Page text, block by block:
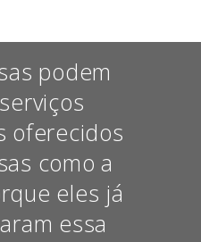
podem
oferecidos
como a
eles já
essa